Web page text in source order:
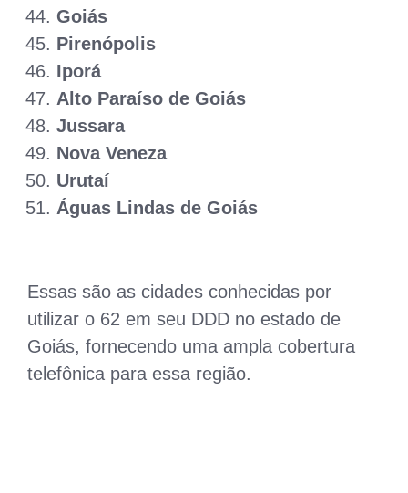
Goiás
Pirenópolis
Iporá
Alto Paraíso de Goiás
Jussara
Nova Veneza
Urutaí
Águas Lindas de Goiás
Essas são as cidades conhecidas por
utilizar o 62 em seu DDD no estado de
Goiás, fornecendo uma ampla cobertura
telefônica para essa região.